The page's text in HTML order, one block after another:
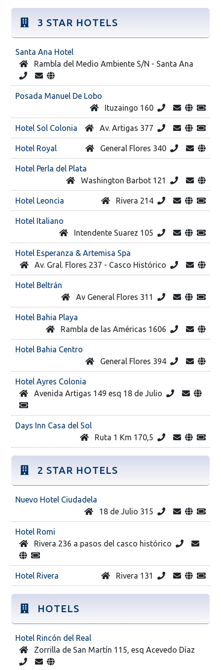
3 STAR HOTELS
Santa Ana Hotel
Rambla del Medio Ambiente S/N - Santa Ana
Posada Manuel De Lobo
Ituzaingo 160
Hotel Sol Colonia Av. Artigas 377
Hotel Royal General Flores 340
Hotel Perla del Plata
Washington Barbot 121
Hotel Leoncia Rivera 214
Hotel Italiano
Intendente Suarez 105
Hotel Esperanza & Artemisa Spa
Av. Gral. Flores 237 - Casco Histórico
Hotel Beltrán
Av General Flores 311
Hotel Bahia Playa
Rambla de las Américas 1606
Hotel Bahia Centro
General Flores 394
Hotel Ayres Colonia
Avenida Artigas 149 esq 18 de Julio
Days Inn Casa del Sol
Ruta 1 Km 170,5
2 STAR HOTELS
Nuevo Hotel Ciudadela
18 de Julio 315
Hotel Romi
Rivera 236 a pasos del casco histórico
Hotel Rivera Rivera 131
HOTELS
Hotel Rincón del Real
Zorrilla de San Martín 115, esq Acevedo Díaz